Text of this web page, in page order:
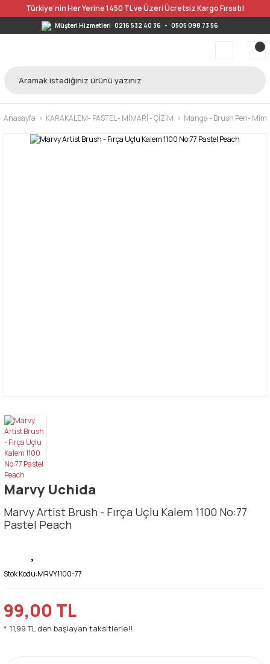
Türkiye’nin Her Yerine 1450 TL ve Üzeri Ücretsiz Kargo Fırsatı!
Müşteri Hizmetleri 0216 532 40 36 - 0505 098 73 56
Anasayfa KARAKALEM- PASTEL - MİMARİ - ÇİZİM Manga - Brush Pen-
Marvy Uchida
Marvy Artist Brush - Fırça Uçlu Kalem 1100 No:77
Pastel Peach
Stok Kodu:MRVY1100-77
99,00 TL
* 11,99 TL den başlayan taksitlerle!!